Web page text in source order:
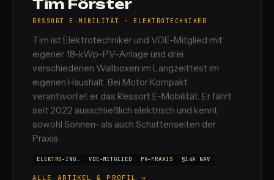
Tim Förster
RESSORT E-MOBILITÄT · ELEKTROTECHNIKER
Tim ist Elektrotechniker und VDE-Mitglied mit
eigener 18-kWp-PV-Anlage und drei
verschiedenen Wallboxen im Langzeittest im
eigenen Haushalt. Bei Motor Kompakt
verantwortet er das Ressort E-Mobilität. Er fährt
seit 2022 ausschließlich elektrisch und kennt
sowohl Sonnen- als auch Schattenseiten der
Praxis.
ELEKTRO-ING. VDE-MITGLIED PV-PRAXIS §14A NAV
ALLE ARTIKEL & PROFIL →